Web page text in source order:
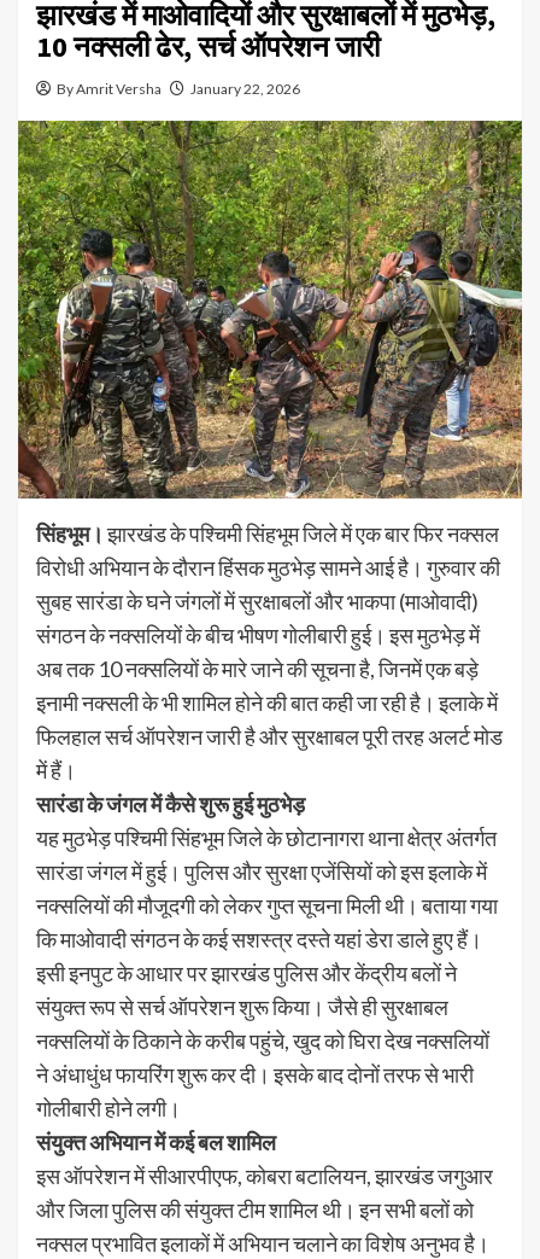
झारखंड में माओवादियों और सुरक्षाबलों में मुठभेड़,
10 नक्सली ढेर, सर्च ऑपरेशन जारी
By Amrit Versha January 22, 2026
सिंहभूम। झारखंड के पश्चिमी सिंहभूम जिले में एक बार फिर नक्सल
विरोधी अभियान के दौरान हिंसक मुठभेड़ सामने आई है। गुरुवार की
सुबह सारंडा के घने जंगलों में सुरक्षाबलों और भाकपा (माओवादी)
संगठन के नक्सलियों के बीच भीषण गोलीबारी हुई। इस मुठभेड़ में
अब तक 10 नक्सलियों के मारे जाने की सूचना है, जिनमें एक बड़े
इनामी नक्सली के भी शामिल होने की बात कही जा रही है। इलाके में
फिलहाल सर्च ऑपरेशन जारी है और सुरक्षाबल पूरी तरह अलर्ट मोड
में हैं।
सारंडा के जंगल में कैसे शुरू हुई मुठभेड़
यह मुठभेड़ पश्चिमी सिंहभूम जिले के छोटानागरा थाना क्षेत्र अंतर्गत
सारंडा जंगल में हुई। पुलिस और सुरक्षा एजेंसियों को इस इलाके में
नक्सलियों की मौजूदगी को लेकर गुप्त सूचना मिली थी। बताया गया
कि माओवादी संगठन के कई सशस्त्र दस्ते यहां डेरा डाले हुए हैं।
इसी इनपुट के आधार पर झारखंड पुलिस और केंद्रीय बलों ने
संयुक्त रूप से सर्च ऑपरेशन शुरू किया। जैसे ही सुरक्षाबल
नक्सलियों के ठिकाने के करीब पहुंचे, खुद को घिरा देख नक्सलियों
ने अंधाधुंध फायरिंग शुरू कर दी। इसके बाद दोनों तरफ से भारी
गोलीबारी होने लगी।
संयुक्त अभियान में कई बल शामिल
इस ऑपरेशन में सीआरपीएफ, कोबरा बटालियन, झारखंड जगुआर
और जिला पुलिस की संयुक्त टीम शामिल थी। इन सभी बलों को
नक्सल प्रभावित इलाकों में अभियान चलाने का विशेष अनुभव है।